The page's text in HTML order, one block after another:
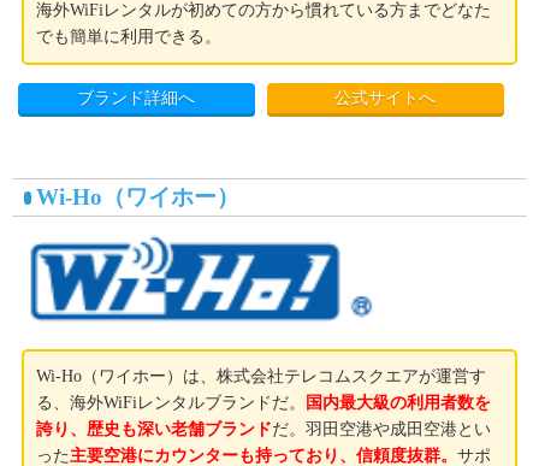
海外WiFiレンタルが初めての方から慣れている方までどなた
でも簡単に利用できる。
ブランド詳細へ 公式サイトへ
Wi-Ho（ワイホー）
Wi-Ho（ワイホー）は、株式会社テレコムスクエアが運営す
る、海外WiFiレンタルブランドだ。
国内最大級の利用者数を
誇り、歴史も深い老舗ブランドだ。羽田空港や成田空港とい
った主要空港にカウンターも持っており、信頼度抜群。サポ